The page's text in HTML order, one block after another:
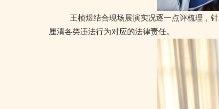
王桢煜结合现场展演实况逐一点评梳理，
厘清各类违法行为对应的法律责任。